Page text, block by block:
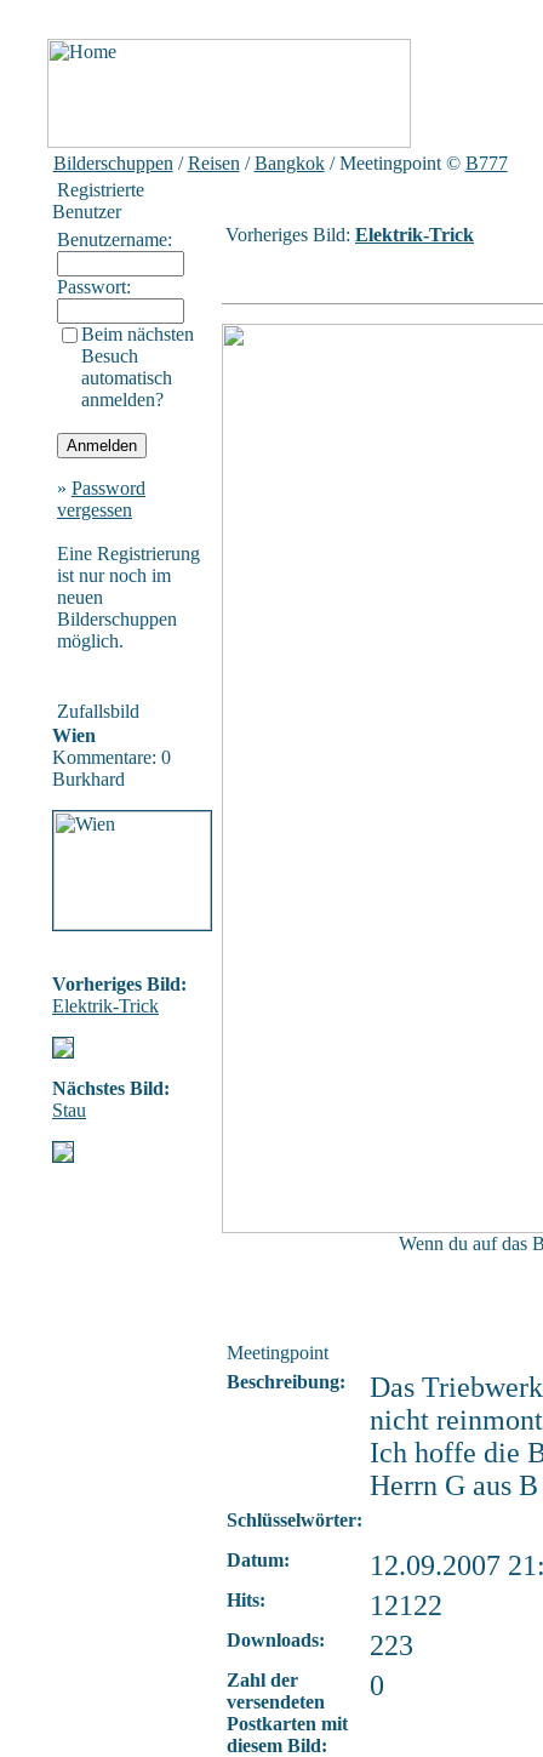
Bilderschuppen /Reisen /Bangkok/ Meetingpoint© B777
Registrierte
Benutzer
Benutzername:
Passwort:
Beim nächsten
Besuch
automatisch
anmelden?
» Password
vergessen
Eine Registrierung
ist nur noch im
neuen
Bilderschuppen
möglich.
Zufallsbild
Wien
Kommentare: 0
Burkhard
Vorheriges Bild:
Elektrik-Trick
Nächstes Bild:
Stau
Vorheriges Bild: Elektrik-Trick
Wenn du auf das
Meetingpoint
Beschreibung:
Das
nicht
Ich hoffe die
Herrn G aus
Schlüsselwörter:
Datum:
12.09.2007
Hits: 12122
Downloads: 223
Zahl der
versendeten
Postkarten mit
diesem Bild:
0